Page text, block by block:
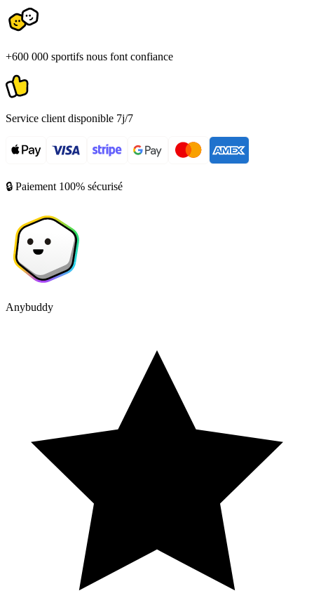
+600 000 sportifs nous font confiance
Service client disponible 7j/7
🔒 Paiement 100% sécurisé
Anybuddy